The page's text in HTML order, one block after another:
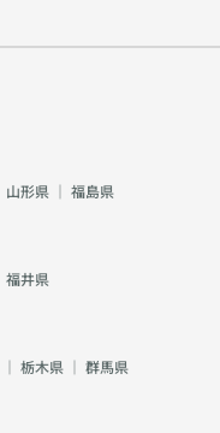
山形県 ｜ 福島県
福井県
｜ 栃木県 ｜ 群馬県